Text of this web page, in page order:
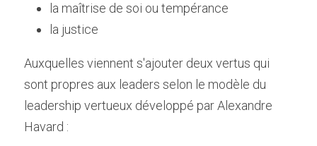
la maîtrise de soi ou tempérance
la justice
Auxquelles viennent s'ajouter deux vertus qui
sont propres aux leaders selon le modèle du
leadership vertueux développé par Alexandre
Havard :